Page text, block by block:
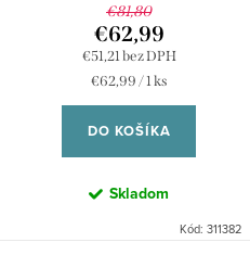
€81,80
€51,21 bez DPH
€62,99
Jednotková
€62,99 / 1 ks
DO KOŠÍKA
Skladom
Kód: 311382